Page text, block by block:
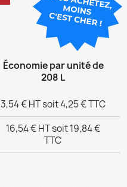
Économie par unité de
208 L
3,54 € HT soit 4,25 € TTC
16,54 € HT soit 19,84 €
TTC